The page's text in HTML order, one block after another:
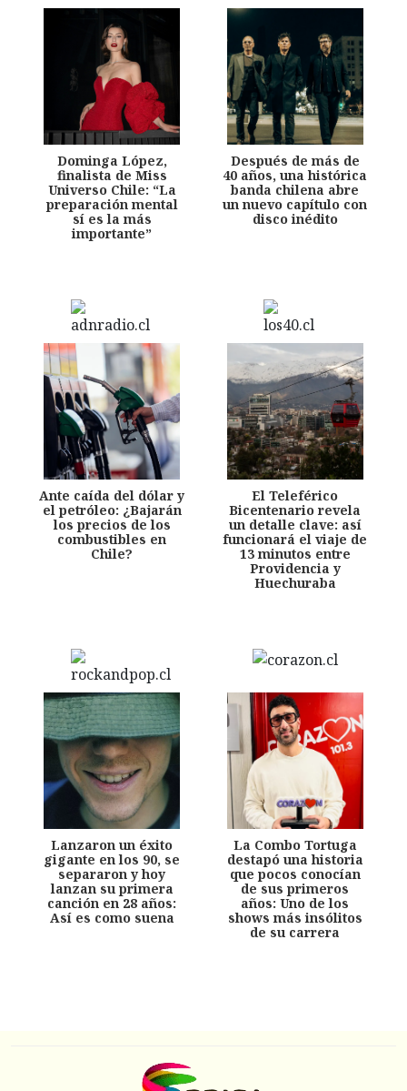
Dominga López,
finalista de Miss
Universo Chile: “La
preparación mental
sí es la más
importante”
Después de más de
40 años, una histórica
banda chilena abre
un nuevo capítulo con
disco inédito
Ante caída del dólar y
el petróleo: ¿Bajarán
los precios de los
combustibles en
Chile?
El Teleférico
Bicentenario revela
un detalle clave: así
funcionará el viaje de
13 minutos entre
Providencia y
Huechuraba
Lanzaron un éxito
gigante en los 90, se
separaron y hoy
lanzan su primera
canción en 28 años:
Así es como suena
La Combo Tortuga
destapó una historia
que pocos conocían
de sus primeros
años: Uno de los
shows más insólitos
de su carrera